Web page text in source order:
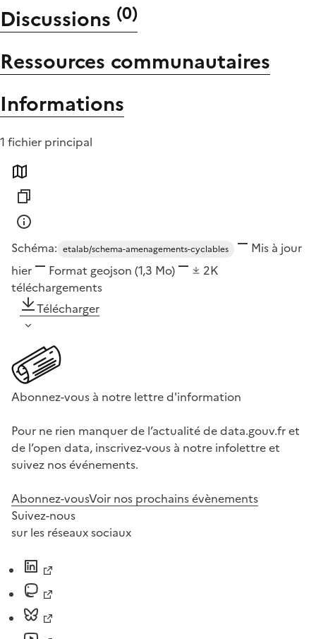
Discussions (0)
Ressources communautaires
Informations
1 fichier principal
Schéma: etalab/schema-amenagements-cyclables
Mis à jour
hier
Format geojson (1,3 Mo)
2K
téléchargements
Télécharger
Abonnez-vous à notre lettre d'information
Pour ne rien manquer de l’actualité de data.gouv.fr et
de l’open data, inscrivez-vous à notre infolettre et
suivez nos événements.
Abonnez-vousVoir nos prochains évènements
Suivez-nous
sur les réseaux sociaux